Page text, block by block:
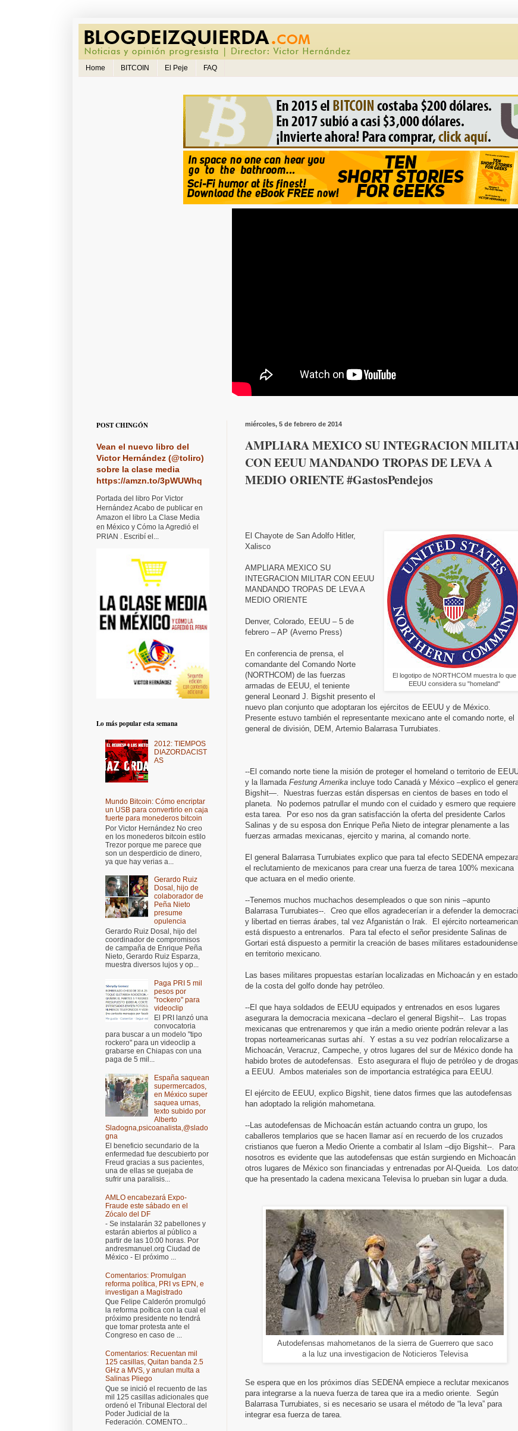
Home BITCOIN El Peje FAQ
miércoles, 5 de febrero de 2014
AMPLIARA MEXICO SU INTEGRACION
CON EEUU MANDANDO TROPAS DE LEVA A
MEDIO ORIENTE #GastosPendejos
El logotipo de NORTHCOM muestra lo que
EEUU considera su "homeland"
El Chayote de San Adolfo Hitler,
Xalisco
AMPLIARA MEXICO SU
INTEGRACION MILITAR CON EEUU
MANDANDO TROPAS DE LEVA A
MEDIO ORIENTE
Denver, Colorado, EEUU – 5 de
febrero – AP (Averno Press)
En conferencia de prensa, el
comandante del Comando Norte
(NORTHCOM) de las fuerzas
armadas de EEUU, el teniente
general Leonard J. Bigshit presento el
nuevo plan conjunto que adoptaran los ejércitos de EEUU y de México.
Presente estuvo también el representante mexicano ante el comando norte, el
general de división, DEM, Artemio Balarrasa Turrubiates.
--El comando norte tiene la misión de proteger el homeland o territorio de
y la llamada Festung Amerika incluye todo Canadá y México –explico el
Bigshit—. Nuestras fuerzas están dispersas en cientos de bases en todo el
planeta.
No podemos patrullar el mundo con el cuidado y esmero que requiere
esta tarea.
Por eso nos da gran satisfacción la oferta del presidente Carlos
Salinas y de su esposa don Enrique Peña Nieto de integrar plenamente a las
fuerzas armadas mexicanas, ejercito y marina, al comando norte.
El general Balarrasa Turrubiates explico que para tal efecto SEDENA
el reclutamiento de mexicanos para crear una fuerza de tarea 100% mexicana
que actuara en el medio oriente.
--Tenemos muchos muchachos desempleados o que son ninis –apunto
Balarrasa Turrubiates--.
Creo que ellos agradecerían ir a defender la
y libertad en tierras árabes, tal vez Afganistán o Irak.
El ejército
está dispuesto a entrenarlos.
Para tal efecto el señor presidente Salinas de
Gortari está dispuesto a permitir la creación de bases militares
en territorio mexicano.
Las bases militares propuestas estarían localizadas en Michoacán y en
de la costa del golfo donde hay petróleo.
--El que haya soldados de EEUU equipados y entrenados en esos lugares
asegurara la democracia mexicana –declaro el general Bigshit--.
Las tropas
mexicanas que entrenaremos y que irán a medio oriente podrán relevar a las
tropas norteamericanas surtas ahí.
Y estas a su vez podrían relocalizarse a
Michoacán, Veracruz, Campeche, y otros lugares del sur de México donde ha
habido brotes de autodefensas.
Esto asegurara el flujo de petróleo y de drogas
a EEUU.
Ambos materiales son de importancia estratégica para EEUU.
El ejército de EEUU, explico Bigshit, tiene datos firmes que las autodefensas
han adoptado la religión mahometana.
--Las autodefensas de Michoacán están actuando contra un grupo, los
caballeros templarios que se hacen llamar así en recuerdo de los cruzados
cristianos que fueron a Medio Oriente a combatir al Islam –dijo Bigshit--.
Para
nosotros es evidente que las autodefensas que están surgiendo en Michoacán
otros lugares de México son financiadas y entrenadas por Al-Queida.
Los
que ha presentado la cadena mexicana Televisa lo prueban sin lugar a duda.
Autodefensas mahometanos de la sierra de Guerrero que saco
a la luz una investigacion de Noticieros Televisa
Se espera que en los próximos días SEDENA empiece a reclutar mexicanos
para integrarse a la nueva fuerza de tarea que ira a medio oriente. Según
Balarrasa Turrubiates, si es necesario se usara el método de “la leva” para
integrar esa fuerza de tarea.
POST CHINGÓN
Vean el nuevo libro del
Victor Hernández (@toliro)
sobre la clase media
https://amzn.to/3pWUWhq
Portada del libro Por Victor
Hernández Acabo de publicar en
Amazon el libro La Clase Media
en México y Cómo la Agredió el
PRIAN . Escribí el...
Lo más popular esta semana
2012: TIEMPOS
DIAZORDACIST
AS
Mundo Bitcoin: Cómo encriptar
un USB para convertirlo en caja
fuerte para monederos bitcoin
Por Victor Hernández No creo
en los monederos bitcoin estilo
Trezor porque me parece que
son un desperdicio de dinero,
ya que hay verias a...
Gerardo Ruiz
Dosal, hijo de
colaborador de
Peña Nieto
presume
opulencia
Gerardo Ruiz Dosal, hijo del
coordinador de compromisos
de campaña de Enrique Peña
Nieto, Gerardo Ruiz Esparza,
muestra diversos lujos y op...
Paga PRI 5 mil
pesos por
"rockero" para
videoclip
El PRI lanzó una
convocatoria
para buscar a un modelo "tipo
rockero" para un videoclip a
grabarse en Chiapas con una
paga de 5 mil...
España saquean
supermercados,
en México super
saquea urnas,
texto subido por
Alberto
Sladogna,psicoanalista,@slado
gna
El beneficio secundario de la
enfermedad fue descubierto por
Freud gracias a sus pacientes,
una de ellas se quejaba de
sufrir una paralisis...
AMLO encabezará Expo-
Fraude este sábado en el
Zócalo del DF
- Se instalarán 32 pabellones y
estarán abiertos al público a
partir de las 10:00 horas. Por
andresmanuel.org Ciudad de
México - El próximo ...
Comentarios: Promulgan
reforma política, PRI vs EPN, e
investigan a Magistrado
Que Felipe Calderón promulgó
la reforma poítica con la cual el
próximo presidente no tendrá
que tomar protesta ante el
Congreso en caso de ...
Comentarios: Recuentan mil
125 casillas, Quitan banda 2.5
GHz a MVS, y anulan multa a
Salinas Pliego
Que se inició el recuento de las
mil 125 casillas adicionales que
ordenó el Tribunal Electoral del
Poder Judicial de la
Federación. COMENTO...